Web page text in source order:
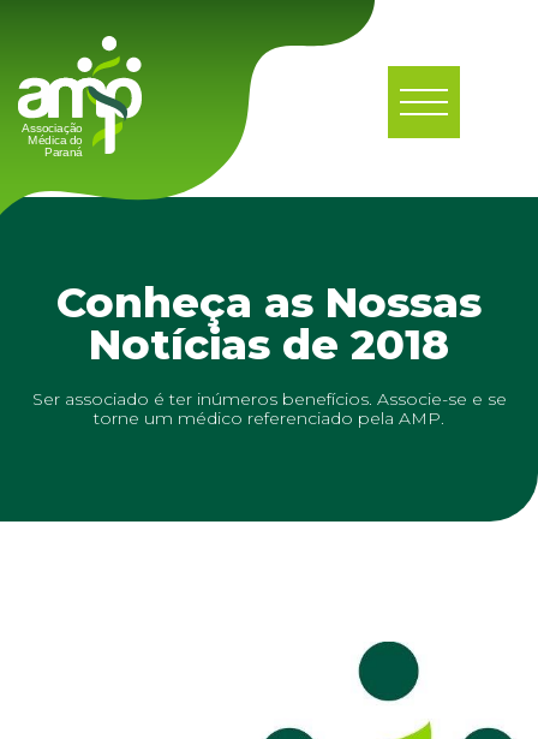
Conheça as Nossas
Notícias de 2018
Ser associado é ter inúmeros benefícios. Associe-se e se
torne um médico referenciado pela AMP.